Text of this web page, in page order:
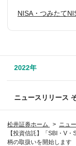
松井証券ホーム
ニュ
【投資信託】「SBI・V
柄の取扱いを開始します
NISA・つみたて
2022年
ニュースリリース